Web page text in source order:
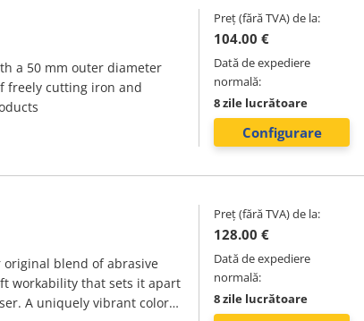
a 50 mm outer diameter
freely cutting iron and
Preț (fără TVA) de la:
104.00 €
Dată de expediere
normală:
8 zile lucrătoare
Configurare
blend of abrasive
workability that sets it apart
A uniquely vibrant color
Preț (fără TVA) de la:
128.00 €
Dată de expediere
normală:
8 zile lucrătoare